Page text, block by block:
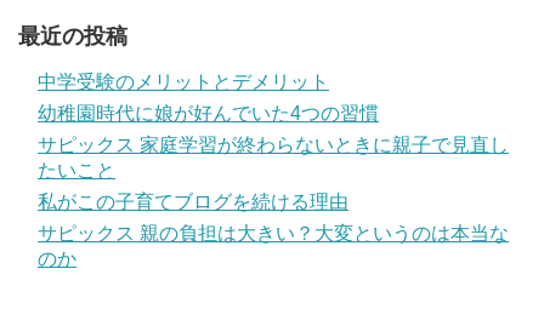
最近の投稿
中学受験のメリットとデメリット
幼稚園時代に娘が好んでいた4つの習慣
サピックス 家庭学習が終わらないときに親子で見直し
たいこと
私がこの子育てブログを続ける理由
サピックス 親の負担は大きい？大変というのは本当な
のか